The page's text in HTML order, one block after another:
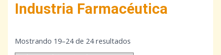
Industria Farmacéutica
Mostrando 19–24 de 24 resultados